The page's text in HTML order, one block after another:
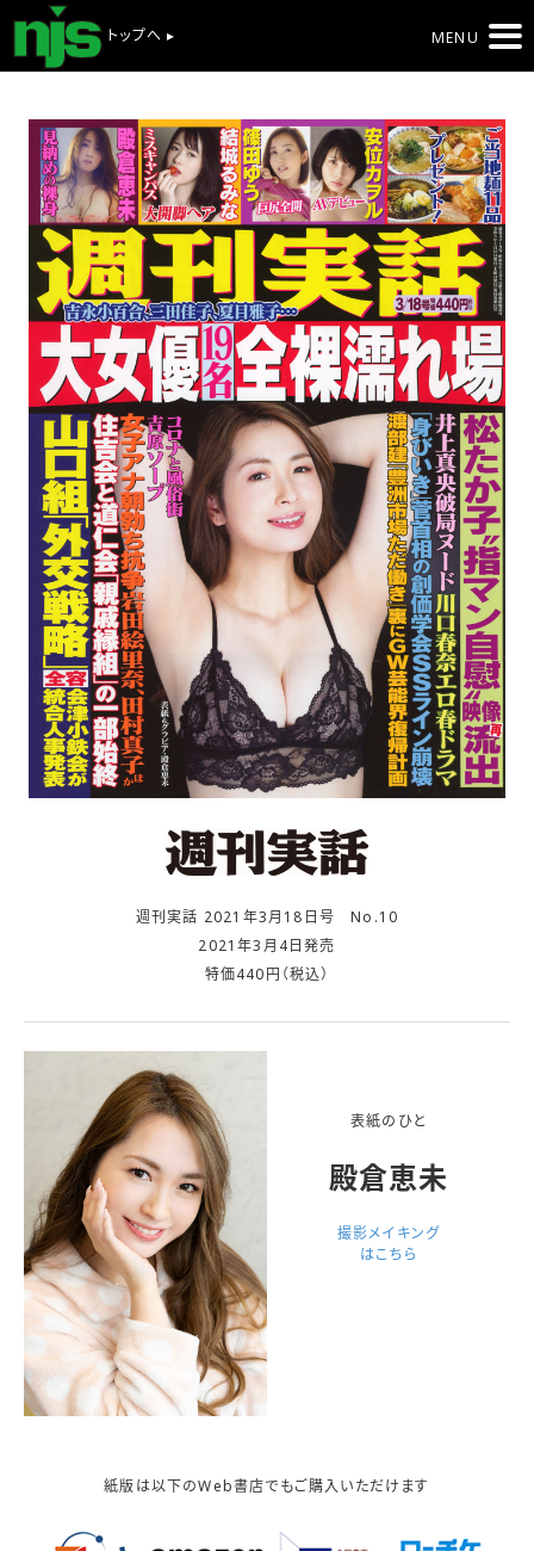
トップへ ▸ MENU
週刊実話 2021年3月18日号 No.10
2021年3月4日発売
特価440円（税込）
表紙のひと
殿倉恵未
撮影メイキング
はこちら
紙版は以下のWeb書店でもご購入いただけます